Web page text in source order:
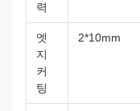
력
엣
지
커
팅
2*10mm